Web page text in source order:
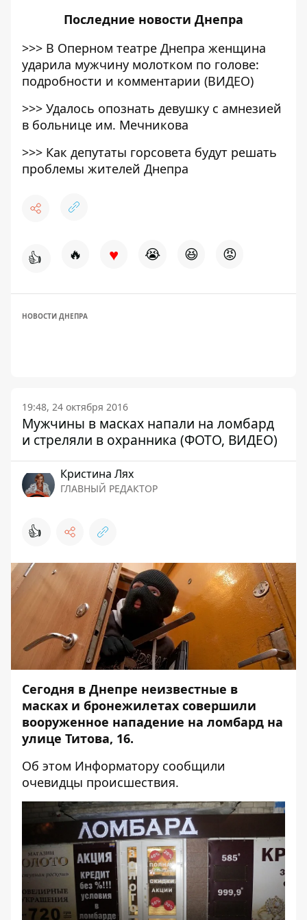
Последние новости Днепра
>>> В Оперном театре Днепра женщина
ударила мужчину молотком по голове:
подробности и комментарии (ВИДЕО)
>>> Удалось опознать девушку с амнезией
в больнице им. Мечникова
>>> Как депутаты горсовета будут решать
проблемы жителей Днепра
👍 🔥 ♥ 😭 😆 😡
НОВОСТИ ДНЕПРА
19:48, 24 октября 2016
Мужчины в масках напали на ломбард
и стреляли в охранника (ФОТО, ВИДЕО)
Кристина Лях
ГЛАВНЫЙ РЕДАКТОР
👍
Сегодня в Днепре неизвестные в
масках и бронежилетах совершили
вооруженное нападение на ломбард на
улице Титова, 16.
Об этом Информатору сообщили
очевидцы происшествия.